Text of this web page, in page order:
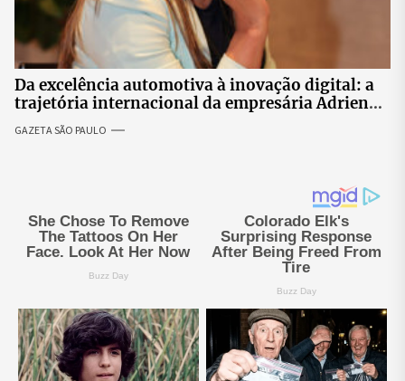
Da excelência automotiva à inovação digital: a
trajetória internacional da empresária Adriene
GAZETA SÃO PAULO